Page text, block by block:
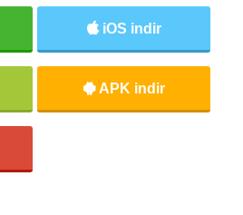
iOS indir
APK indir